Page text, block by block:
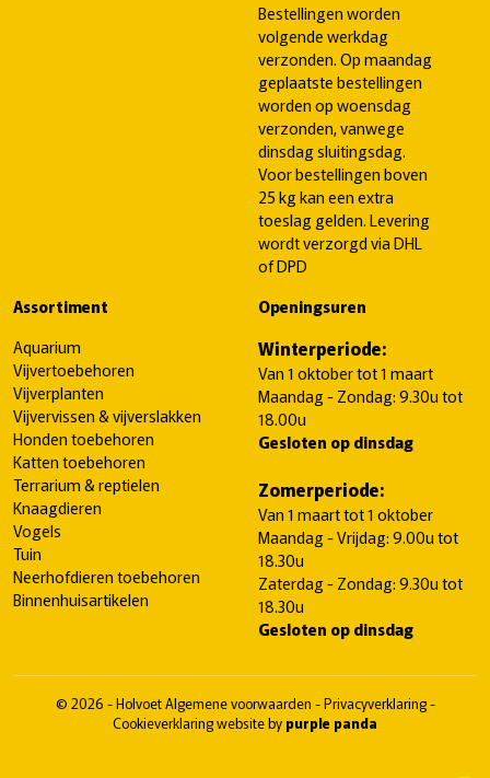
Bestellingen worden
volgende werkdag
verzonden. Op maandag
geplaatste bestellingen
worden op woensdag
verzonden, vanwege
dinsdag sluitingsdag.
Voor bestellingen boven
25 kg kan een extra
toeslag gelden. Levering
wordt verzorgd via DHL
of DPD
Assortiment
Aquarium
Vijvertoebehoren
Vijverplanten
Vijvervissen & vijverslakken
Honden toebehoren
Katten toebehoren
Terrarium & reptielen
Knaagdieren
Vogels
Tuin
Neerhofdieren toebehoren
Binnenhuisartikelen
Openingsuren
Winterperiode:
Van 1 oktober tot 1 maart
Maandag - Zondag: 9.30u tot
18.00u
Gesloten op dinsdag
Zomerperiode:
Van 1 maart tot 1 oktober
Maandag - Vrijdag: 9.00u tot
18.30u
Zaterdag - Zondag: 9.30u tot
18.30u
Gesloten op dinsdag
© 2026 - HolvoetAlgemene voorwaarden -Privacyverklaring-
Cookieverklaringwebsite by purple panda